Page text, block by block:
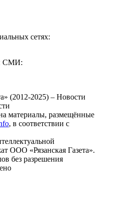
сетях:
СМИ:
(2012-2025) – Новости
материалы, размещённые
, в соответствии с
ООО «Рязанская Газета».
без разрешения